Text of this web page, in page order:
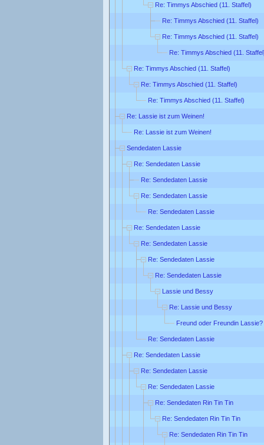
Re: Timmys Abschied (11. Staffel)
Re: Timmys Abschied (11. Staffel)
Re: Timmys Abschied (11. Staffel)
Re: Timmys Abschied (11.
Re: Timmys Abschied (11. Staffel)
Re: Timmys Abschied (11. Staffel)
Re: Timmys Abschied (11. Staffel)
Re: Lassie ist zum Weinen!
Re: Lassie ist zum Weinen!
Sendedaten Lassie
Re: Sendedaten Lassie
Re: Sendedaten Lassie
Re: Sendedaten Lassie
Re: Sendedaten Lassie
Re: Sendedaten Lassie
Re: Sendedaten Lassie
Re: Sendedaten Lassie
Re: Sendedaten Lassie
Lassie und Bessy
Re: Lassie und Bessy
Freund oder Freundin Lassie?
Re: Sendedaten Lassie
Re: Sendedaten Lassie
Re: Sendedaten Lassie
Re: Sendedaten Lassie
Re: Sendedaten Rin Tin Tin
Re: Sendedaten Rin Tin Tin
Re: Sendedaten Rin Tin Tin